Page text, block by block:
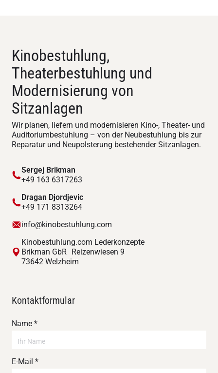
Kinobestuhlung,
Theaterbestuhlung und
Modernisierung von
Sitzanlagen
Wir planen, liefern und modernisieren Kino-, Theater- und
Auditoriumbestuhlung – von der Neubestuhlung bis zur
Reparatur und Neupolsterung bestehender Sitzanlagen.
Sergej Brikman
+49 163 6317263
Dragan Djordjevic
+49 171 8313264
info@kinobestuhlung.com
Kinobestuhlung.com Lederkonzepte
Brikman GbR Reizenwiesen 9
73642 Welzheim
Kontaktformular
Name *
E-Mail *